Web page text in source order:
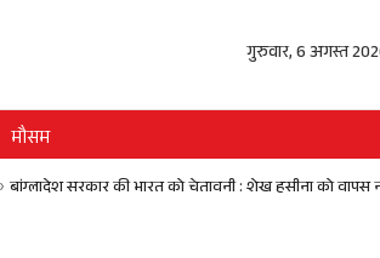
गुरुवार, 6 अगस्त
मौसम
बांग्लादेश सरकार की भारत को चेतावनी : शेख हसीना को वापस